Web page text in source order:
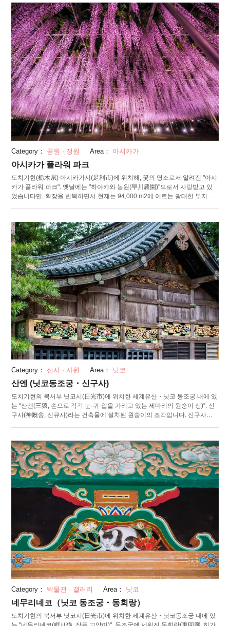
메이몬(陽明門)”과 고양이가 선잠을 자는 모습을 조각한 "네무리네코(眠り
猫)“를 시작으로한 국보가8개 동, 높이 9.2m의 “이시도리이(石鳥居)”나 극채
색으로 빛나는 “오중탑(五重塔)”, 세마리의 원숭이로 유명한 “신큐샤(神厩舎)”
등 중요문화재 34동을 포함한 55동의 건조물이 세워져 있습니다. 휘황찬란한
건조물의 아름다움을 보기 위해 온 세계인이 찾는 인기 명소입니다. 도쿠가와
이에야스 공의 유애품(遺愛品, 생전 아끼던 물건) 등을 전시하는 보물관과 족
자 등 일본화 100점을 공개하고 있는 미술관 등의 시설도 충실합니다.
Category： 공원 · 정원 Area： 아시카가
아시카가 플라워 파크
도치기현(栃木県) 아시카가시(足利市)에 위치해, 꽃의 명소로서 알려진 "아시
카가 플라워 파크". 옛날에는 "하야카와 농원(早川農園)"으로서 사랑받고 있
었습니다만, 확장을 반복하면서 현재는 94,000 m2에 이르는 광대한 부지가
중에서도 수령 150년의 오후지(大藤, 큰 등나무)가 볼 만한 곳. 보라색이나 흰
꽃이 350개 이상 피는 오후지의 모습은 압권입니다. 또한 가을부터 겨울의 시
즌이 되면 일본 야경 유산 "관동 3대 일루미네이션"에도 인정된 일루미네이션
에 물듭니다. 동일본 최대급인 400만구의 빛이 다양한 작품이 되어 원내 일면
을 장식합니다. 2018년 4월에는, 공원까지 도보 1분의 "아시카가 플라워 파크
역"이 완성되어 접근성도 좋아졌으므로, 꼭 발걸음을 옮겨보세요.
Category： 신사 · 사원 Area： 닛코
산엔 (닛코동조궁・신구사)
도치기현의 북서부 닛코시(日光市)에 위치한 세계유산・닛코 동조궁 내에 있
는 “산엔(三猿, 손으로 각각 눈·귀·입을 가리고 있는 세마리의 원숭이 상)”. 신
구사(神厩舎, 신큐사)라는 건축물에 설치된 원숭이의 조각입니다. 신구사는
사람의 일생이 8면 16마리의 원숭이로 표현되어 있고, 그 중 제2면이 산엔에
해당됩니다. 산엔은 사람의 유년기를 표현한 조각품입니다. 유명한 “보지 말
자, 말하지 말자, 듣지 말자”라는 문구가, 아이에게는 나쁜 일은 보지 못하게,
말하게 하지 못하게, 들리지 못하게 하고, 좋은 것만을 접하며 순수하게 자랐
으면 하는 바램의 의미를 담고 있습니다.
Category： 박물관 · 갤러리 Area： 닛코
네무리네코（닛코 동조궁・동회랑）
도치기현의 북서부 닛코시(日光市)에 위치한 세계유산・닛코동조궁 내에 있